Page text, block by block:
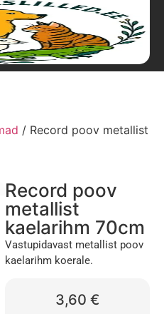
/ Record poov metallist
Record poov
metallist
kaelarihm 70cm
Vastupidavast metallist poov
kaelarihm koerale.
3,60 €